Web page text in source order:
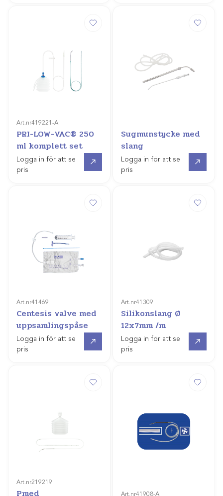
Art.nr419221-A
PRI-LOW-VAC® 250
ml komplett set
Logga in för att se
pris
Sugmunstycke med
slang
Logga in för att se
pris
Art.nr41469
Centesis valve med
uppsamlingspåse
Logga in för att se
pris
Art.nr41309
Silikonslang Ø
12x7mm /m
Logga in för att se
pris
Art.nr219219
Pmed
Art.nr41908-A